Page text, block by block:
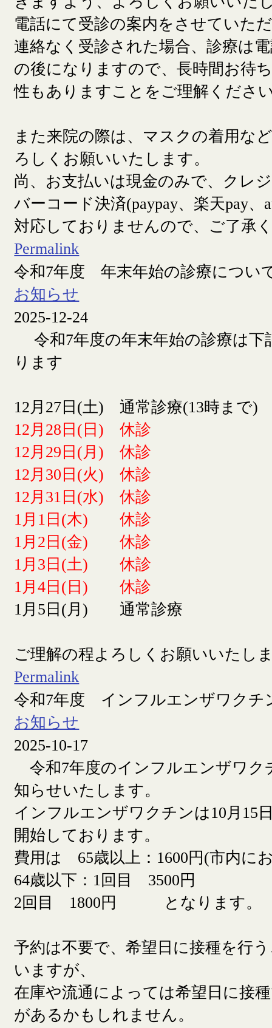
電話にて受診の案内をさせていた
連絡なく受診された場合、診療は
の後になりますので、長時間お待
性もありますことをご理解くださ
また来院の際は、マスクの着用な
ろしくお願いいたします。
尚、お支払いは現金のみで、クレ
バーコード決済(paypay、楽天pay、
対応しておりませんので、ご了承
Permalink
令和7年度 年末年始の診療につい
お知らせ
2025-12-24
令和7年度の年末年始の診療は下
ります
12月27日(土) 通常診療(13時まで)
12月28日(日) 休診
12月29日(月) 休診
12月30日(火) 休診
12月31日(水) 休診
1月1日(木) 休診
1月2日(金) 休診
1月3日(土) 休診
1月4日(日) 休診
1月5日(月) 通常診療
ご理解の程よろしくお願いいたし
Permalink
令和7年度 インフルエンザワクチ
お知らせ
2025-10-17
令和7年度のインフルエンザワク
知らせいたします。
インフルエンザワクチンは10月15
開始しております。
費用は 65歳以上：1600円(市内に
64歳以下：1回目 3500円
2回目 1800円 となります。
予約は不要で、希望日に接種を行
いますが、
在庫や流通によっては希望日に接
があるかもしれません。